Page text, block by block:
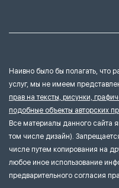
Наивно было бы полагать, что
услуг, мы не имеем
прав на тексты, рисунки,
подобные объекты авторских
Все материалы данного сайта
том числе дизайн).
числе путем копирования на
любое иное использование
предварительного согласия